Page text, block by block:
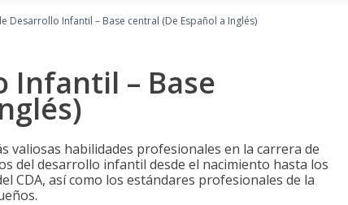
Desarrollo Infantil – Base central (De Español a Inglés)
Infantil – Base
habilidades profesionales en la carrera de
del desarrollo infantil desde el nacimiento hasta los
CDA, así como los estándares profesionales de la